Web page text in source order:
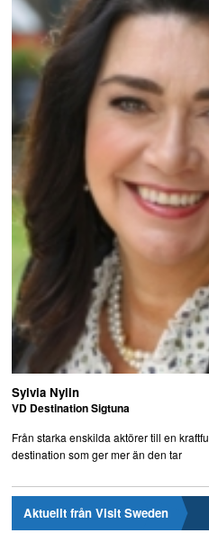
Sylvia Nylin
VD Destination Sigtuna
Från starka enskilda aktörer till en
destination som ger mer än den tar
Aktuellt från Visit Sweden